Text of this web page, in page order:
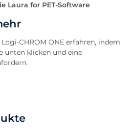
Laura for PET-Software
CHROM ONE erfahren, indem
unten klicken und eine